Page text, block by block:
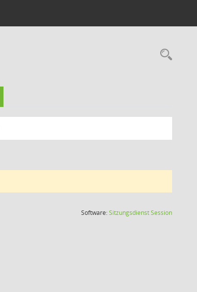
Software:SitzungsdienstSession(Wird in